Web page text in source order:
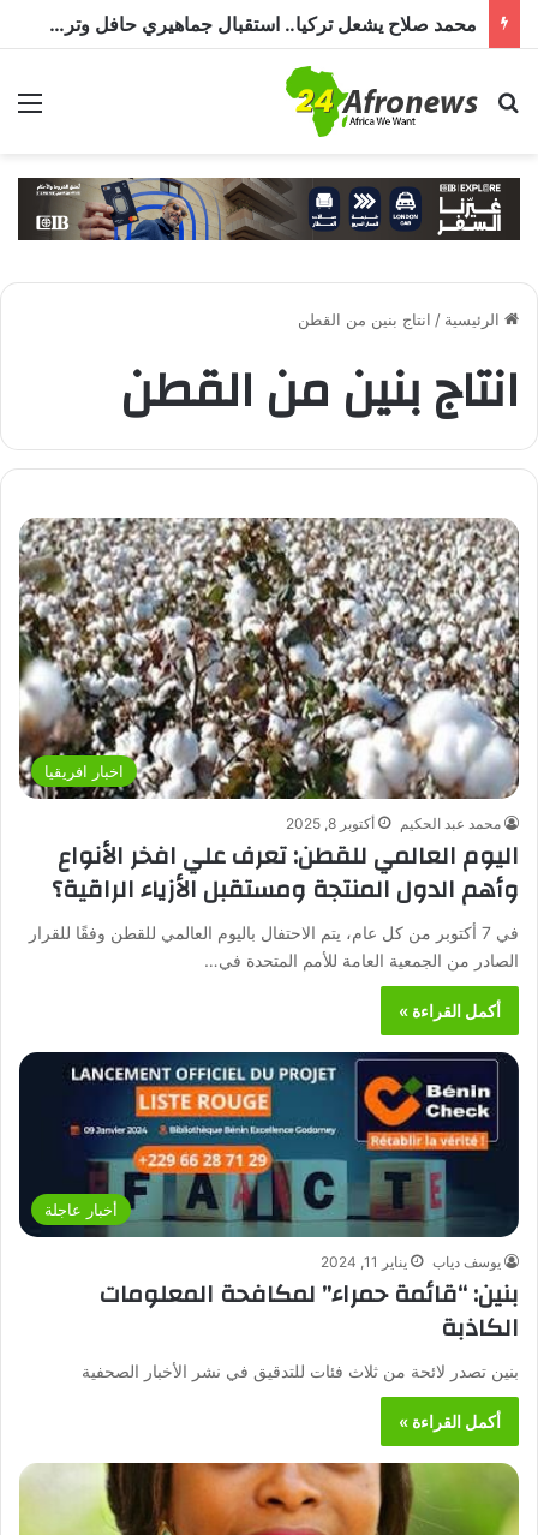
محمد صلاح يشعل تركيا.. استقبال جماهيري حافل وترحيب بـ”الملك المصري” قبل انضمامه إلى طرابزون سبور
بحث عن
الرئيسية / انتاج بنين من القطن
انتاج بنين من القطن
اخبار افريقيا
محمد عبد الحكيم أكتوبر 8, 2025
اليوم العالمي للقطن: تعرف علي افخر الأنواع
وأهم الدول المنتجة ومستقبل الأزياء الراقية؟
في 7 أكتوبر من كل عام، يتم الاحتفال باليوم العالمي للقطن وفقًا للقرار
الصادر من الجمعية العامة للأمم المتحدة في…
أكمل القراءة »
أخبار عاجلة
يوسف دياب يناير 11, 2024
بنين: “قائمة حمراء” لمكافحة المعلومات
الكاذبة
بنين تصدر لائحة من ثلاث فئات للتدقيق في نشر الأخبار الصحفية
أكمل القراءة »